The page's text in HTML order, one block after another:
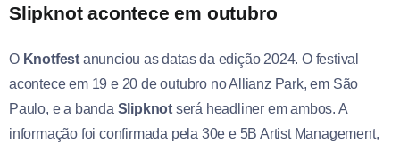
Slipknot acontece em outubro
O Knotfest anunciou as datas da edição 2024. O festival
acontece em 19 e 20 de outubro no Allianz Park, em São
Paulo, e a banda Slipknot será headliner em ambos. A
informação foi confirmada pela 30e e 5B Artist Management,